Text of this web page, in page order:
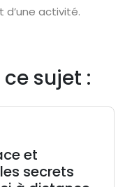
activité.
sujet :
et
secrets